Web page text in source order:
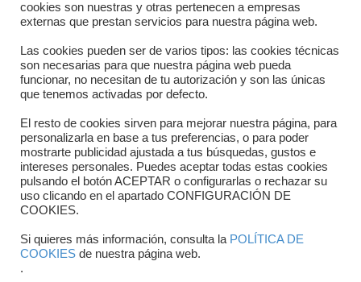
Formulario de contacto
Copyright © 2025 FTCV
cookies son nuestras y otras pertenecen a empresas
externas que prestan servicios para nuestra página web.
Las cookies pueden ser de varios tipos: las cookies técnicas
son necesarias para que nuestra página web pueda
funcionar, no necesitan de tu autorización y son las únicas
que tenemos activadas por defecto.
El resto de cookies sirven para mejorar nuestra página, para
personalizarla en base a tus preferencias, o para poder
mostrarte publicidad ajustada a tus búsquedas, gustos e
intereses personales. Puedes aceptar todas estas cookies
pulsando el botón ACEPTAR o configurarlas o rechazar su
uso clicando en el apartado CONFIGURACIÓN DE
COOKIES.
Si quieres más información, consulta la POLÍTICA DE
COOKIES de nuestra página web.
.